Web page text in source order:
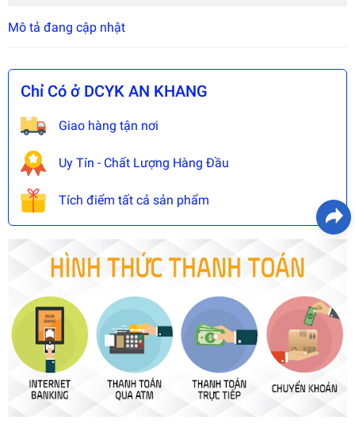
Mô tả đang cập nhật
Chỉ Có ở DCYK AN KHANG
Giao hàng tận nơi
Uy Tín - Chất Lượng Hàng Đầu
Tích điểm tất cả sản phẩm